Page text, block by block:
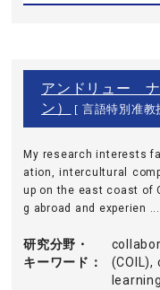
アンドリュー
ン）
[ 言語特別准教
My research interests
ation, intercultural
up on the east coast of
g abroad and experien ...
研究分野・
キーワード